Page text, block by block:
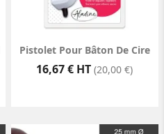
Pistolet Pour Bâton De Cire
Prix
16,67 € HT (20,00 €)